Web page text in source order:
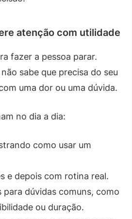
atenção com utilidade
fazer a pessoa parar.
sabe que precisa do seu
uma dor ou uma dúvida.
no dia a dia:
como usar um
e depois com rotina real.
para dúvidas comuns, como
ou duração.